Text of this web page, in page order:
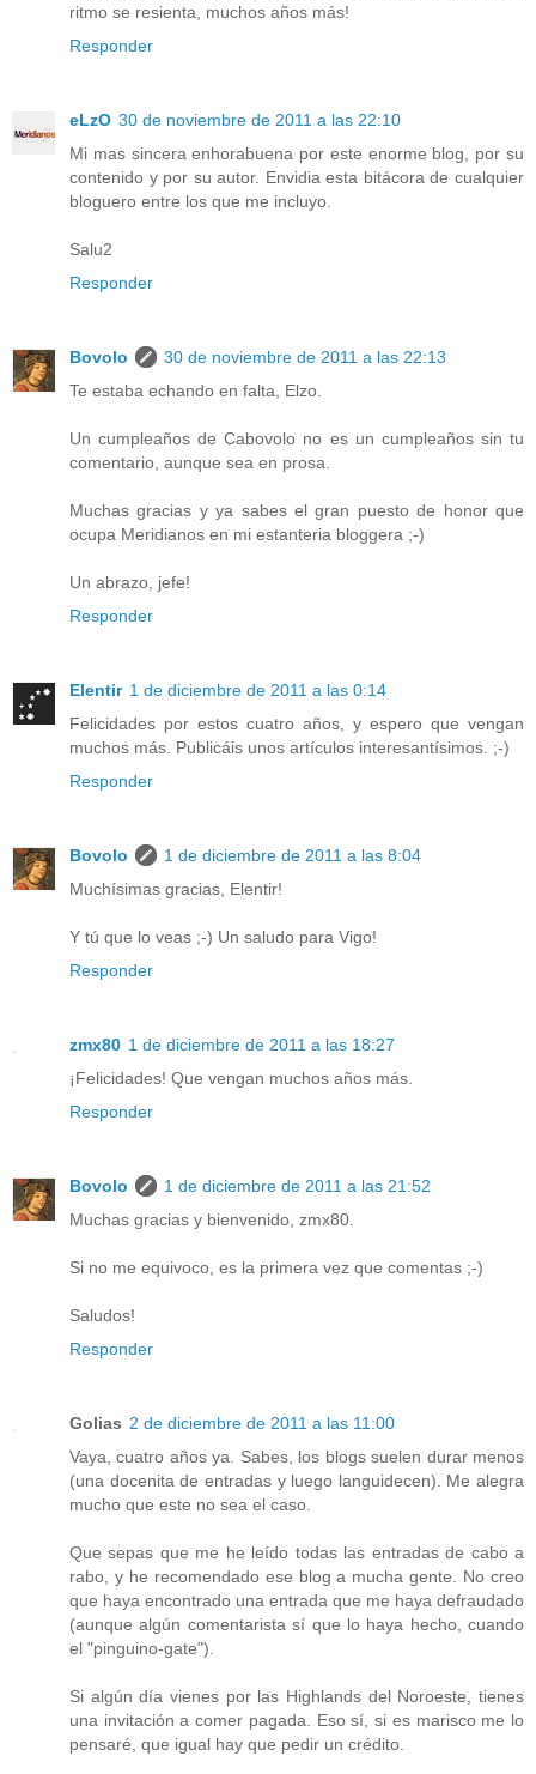
ritmo se resienta, muchos años más!
Responder
eLzO 30 de noviembre de 2011 a las 22:10
Mi mas sincera enhorabuena por este enorme blog, por su
contenido y por su autor. Envidia esta bitácora de cualquier
bloguero entre los que me incluyo.
Salu2
Responder
Bovolo
30 de noviembre de 2011 a las 22:13
Te estaba echando en falta, Elzo.
Un cumpleaños de Cabovolo no es un cumpleaños sin tu
comentario, aunque sea en prosa.
Muchas gracias y ya sabes el gran puesto de honor que
ocupa Meridianos en mi estanteria bloggera ;-)
Un abrazo, jefe!
Responder
Elentir 1 de diciembre de 2011 a las 0:14
Felicidades por estos cuatro años, y espero que vengan
muchos más. Publicáis unos artículos interesantísimos. ;-)
Responder
Bovolo
1 de diciembre de 2011 a las 8:04
Muchísimas gracias, Elentir!
Y tú que lo veas ;-) Un saludo para Vigo!
Responder
zmx80 1 de diciembre de 2011 a las 18:27
¡Felicidades! Que vengan muchos años más.
Responder
Bovolo
1 de diciembre de 2011 a las 21:52
Muchas gracias y bienvenido, zmx80.
Si no me equivoco, es la primera vez que comentas ;-)
Saludos!
Responder
Golias 2 de diciembre de 2011 a las 11:00
Vaya, cuatro años ya. Sabes, los blogs suelen durar menos
(una docenita de entradas y luego languidecen). Me alegra
mucho que este no sea el caso.
Que sepas que me he leído todas las entradas de cabo a
rabo, y he recomendado ese blog a mucha gente. No creo
que haya encontrado una entrada que me haya defraudado
(aunque algún comentarista sí que lo haya hecho, cuando
el "pinguino-gate").
Si algún día vienes por las Highlands del Noroeste, tienes
una invitación a comer pagada. Eso sí, si es marisco me lo
pensaré, que igual hay que pedir un crédito.